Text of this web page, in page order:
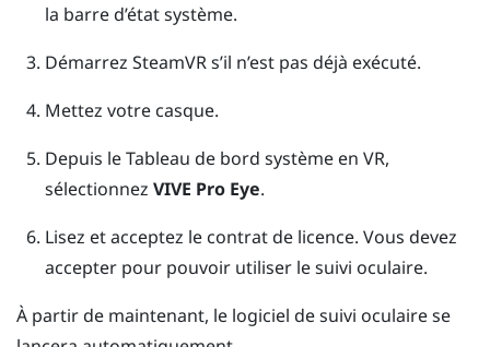
la barre d’état système.
Démarrez SteamVRs’il n’est pas déjà exécuté.
Mettez votre casque.
Depuis le Tableau de bord système en VR,
sélectionnez VIVE Pro Eye.
Lisez et acceptez le contrat de licence. Vous devez
accepter pour pouvoir utiliser le suivi oculaire.
À partir de maintenant, le logiciel de suivi oculaire se